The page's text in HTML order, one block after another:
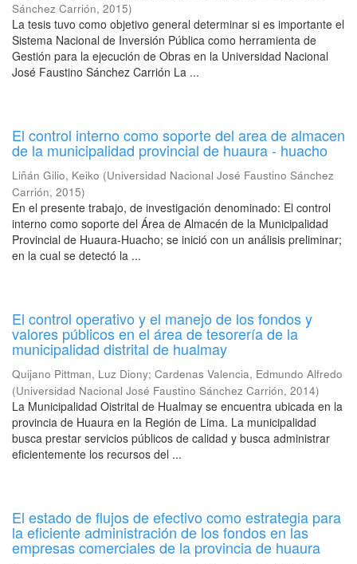
Sánchez Carrión, 2015)
La tesis tuvo como objetivo general determinar si es importante el
Sistema Nacional de Inversión Pública como herramienta de
Gestión para la ejecución de Obras en la Universidad Nacional
José Faustino Sánchez Carrión La ...
El control interno como soporte del area de almacen
de la municipalidad provincial de huaura - huacho
Liñán Gilio, Keiko (Universidad Nacional José Faustino Sánchez
Carrión, 2015)
En el presente trabajo, de investigación denominado: El control
interno como soporte del Área de Almacén de la Municipalidad
Provincial de Huaura-Huacho; se inició con un análisis preliminar;
en la cual se detectó la ...
El control operativo y el manejo de los fondos y
valores públicos en el área de tesorería de la
municipalidad distrital de hualmay
Quijano Pittman, Luz Diony; Cardenas Valencia, Edmundo Alfredo
(Universidad Nacional José Faustino Sánchez Carrión, 2014)
La Municipalidad Oistrital de Hualmay se encuentra ubicada en la
provincia de Huaura en la Región de Lima. La municipalidad
busca prestar servicios públicos de calidad y busca administrar
eficientemente los recursos del ...
El estado de flujos de efectivo como estrategia para
la eficiente administración de los fondos en las
empresas comerciales de la provincia de huaura